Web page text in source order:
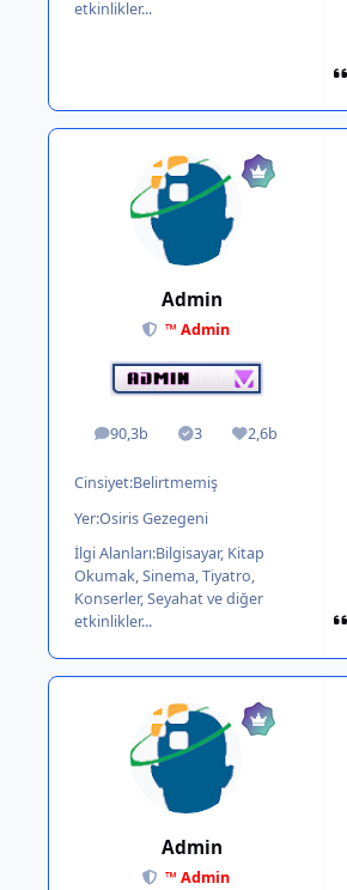
etkinlikler...
Admin
™ Admin
90,3b
ileti 3
Solutions2,6b
İtibar
Cinsiyet:Belirtmemiş
Yer:Osiris Gezegeni
İlgi Alanları:Bilgisayar, Kitap
Okumak, Sinema, Tiyatro,
Konserler, Seyahat ve diğer
etkinlikler...
Admin
™ Admin